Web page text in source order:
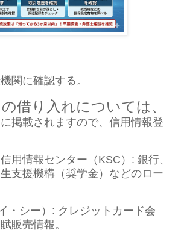
関に確認する。
借り入れについては、
掲載されますので、信用情報登
用情報センター（KSC）: 銀行、
支援機構（奨学金）などのロー
・シー）: クレジットカード会
販売情報。